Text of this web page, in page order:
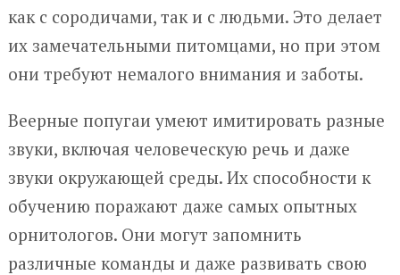
как с сородичами, так и с людьми. Это делает
их замечательными питомцами, но при этом
они требуют немалого внимания и заботы.
Веерные попугаи умеют имитировать разные
звуки, включая человеческую речь и даже
звуки окружающей среды. Их способности к
обучению поражают даже самых опытных
орнитологов. Они могут запомнить
различные команды и даже развивать свою